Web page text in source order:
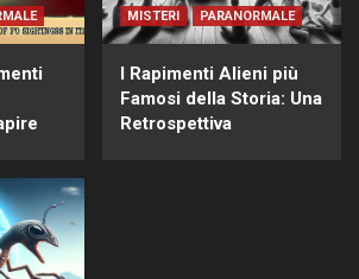
MISTERI PARANORMALE
I Rapimenti Alieni più
Famosi della Storia: Una
Retrospettiva